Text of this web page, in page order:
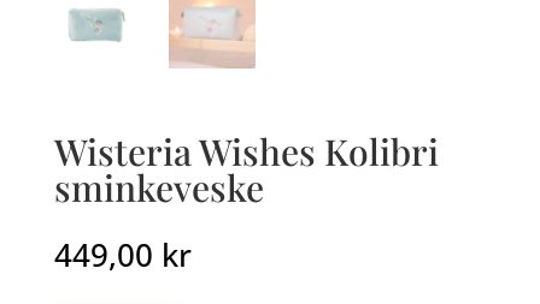
Wisteria Wishes Kolibri
sminkeveske
449,00 kr